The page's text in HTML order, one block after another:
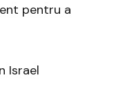
pentru a
Israel